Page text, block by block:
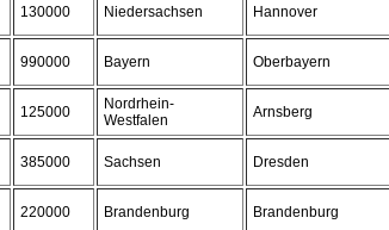
130000 Niedersachsen Hannover
990000 Bayern Oberbayern
125000
Nordrhein-
Westfalen
Arnsberg
385000 Sachsen Dresden
220000 Brandenburg Brandenburg